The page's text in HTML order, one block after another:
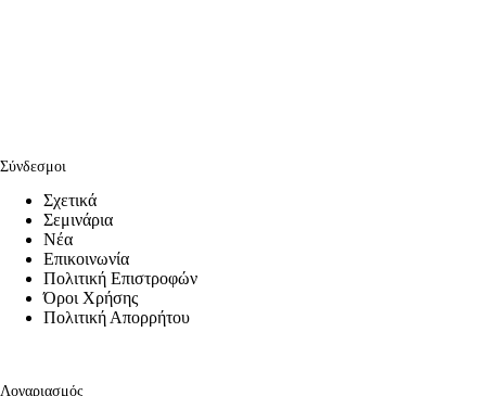
Σύνδεσμοι
Σχετικά
Σεμινάρια
Νέα
Επικοινωνία
Πολιτική Επιστροφών
Όροι Χρήσης
Πολιτική Απορρήτου
Λογαριασμός